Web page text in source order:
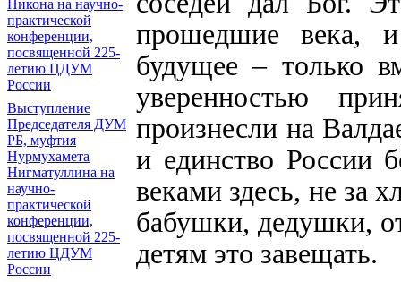
Никона на научно-
практической
конференции,
посвященной 225-
летию ЦДУМ
России
Выступление
Председателя ДУМ
РБ, муфтия
Нурмухамета
Нигматуллина на
научно-
практической
конференции,
посвященной 225-
летию ЦДУМ
России
прошедшие века,
будущее – только
уверенностью
произнесли на
и единство России
веками здесь, не за
бабушки, дедушки,
детям это завещать.